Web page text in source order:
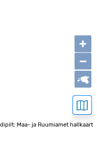
+
−
Maa- ja Ruumiamet hallkaart